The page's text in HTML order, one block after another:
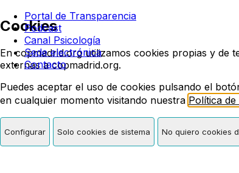
Cookies
En copmadrid.org utilizamos cookies propias y de
externas a copmadrid.org.
Puedes aceptar el uso de cookies pulsando el
en cualquier momento visitando nuestra Política de
Configurar Solo cookies de sistema No quiero cookies
Colegio oficial de
Portal de Transparencia
Podcast
Canal Psicología
Sede electrónica
Contacto